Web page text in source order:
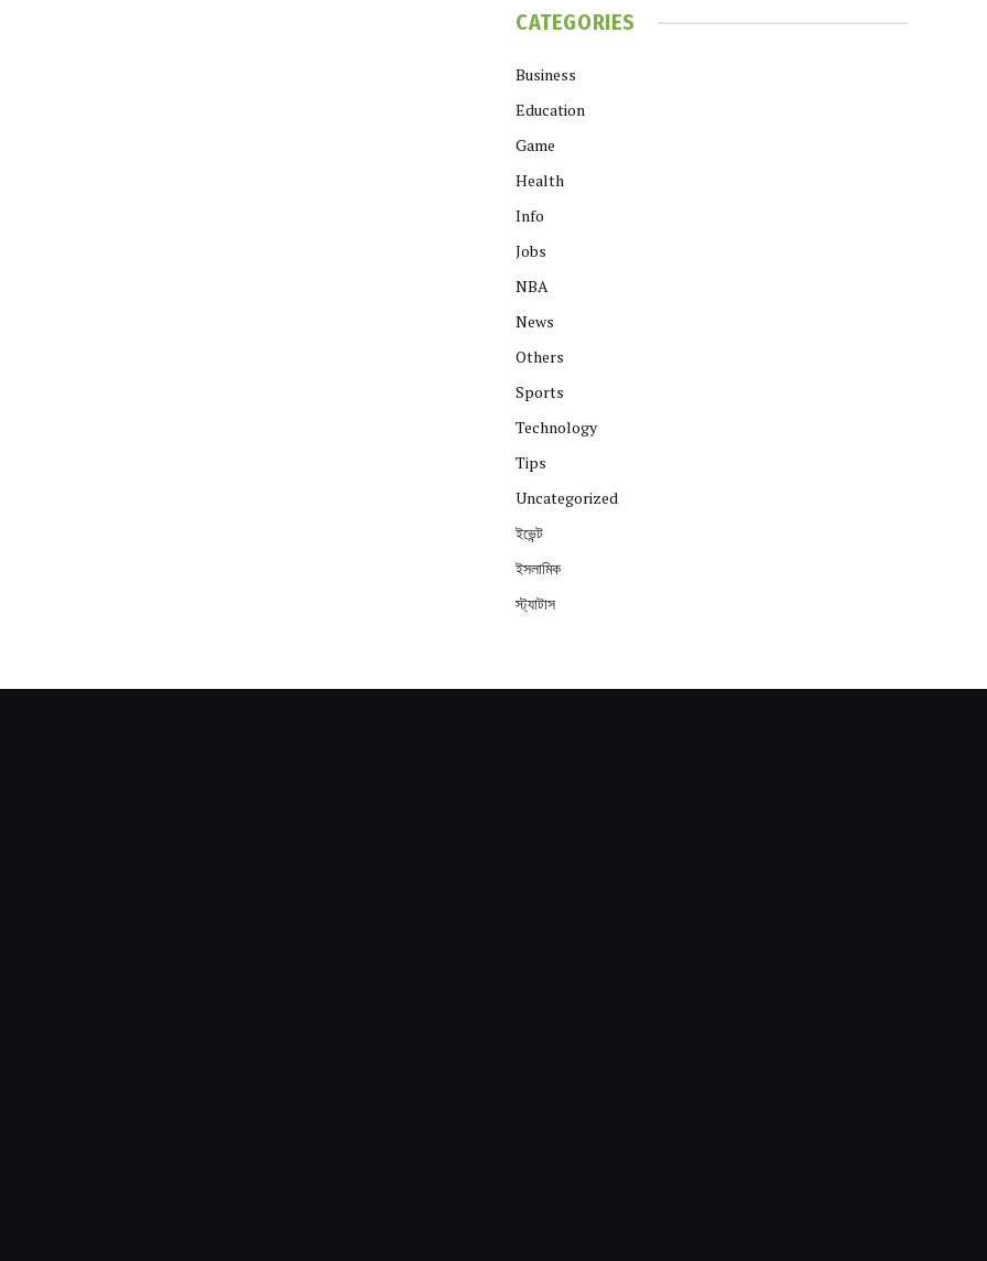
CATEGORIES
Business
Education
Game
Health
Info
Jobs
NBA
News
Others
Sports
Technology
Tips
Uncategorized
ইভেন্ট
ইসলামিক
স্ট্যাটাস